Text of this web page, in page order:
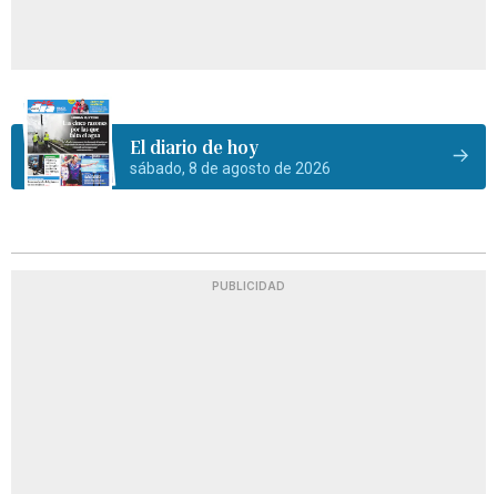
El diario de hoy
sábado, 8 de agosto de 2026
PUBLICIDAD